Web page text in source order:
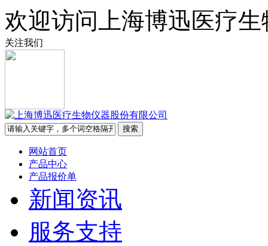
欢迎访问上海博迅医疗
关注我们
网站首页
产品中心
产品报价单
新闻资讯
服务支持